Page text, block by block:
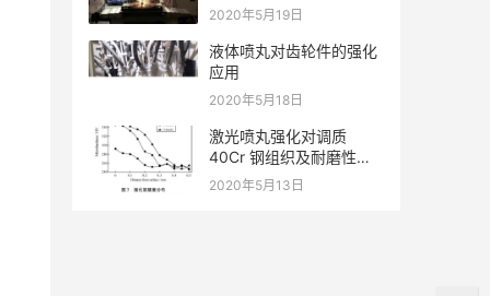
律的数值分析
2020年5月19日
液体喷丸对齿轮件的强化
应用
2020年5月18日
激光喷丸强化对调质
40Cr 钢组织及耐磨性的
影响
2020年5月13日